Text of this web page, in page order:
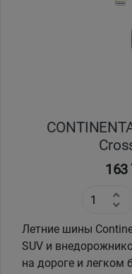
163
Летние шины
SUV и
на дороге и легком